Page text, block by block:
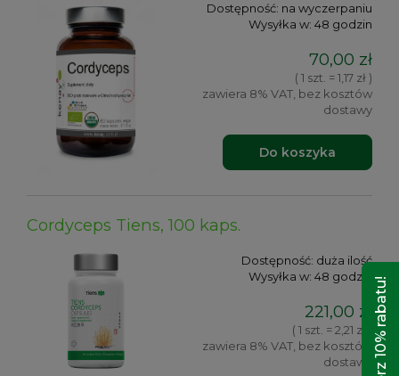
Dostępność: na wyczerpaniu
Wysyłka w: 48 godzin
70,00 zł
( 1 szt. = 1,17 zł )
zawiera 8% VAT, bez kosztów
dostawy
Do koszyka
Cordyceps Tiens, 100 kaps.
Dostępność: duża ilość
Wysyłka w: 48 godzin
221,00 zł
( 1 szt. = 2,21 zł )
zawiera 8% VAT, bez kosztów
dostawy
Odbierz 10% rabatu!